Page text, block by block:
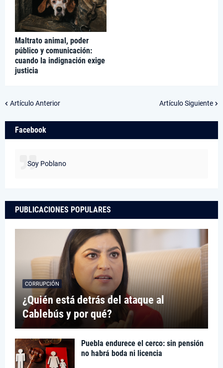
Maltrato animal, poder
público y comunicación:
cuando la indignación exige
justicia
Artículo Anterior Artículo Siguiente
Facebook
Soy Poblano
PUBLICACIONES POPULARES
CORRUPCIÓN
¿Quién está detrás del ataque al
Cablebús y por qué?
Puebla endurece el cerco: sin pensión
no habrá boda ni licencia